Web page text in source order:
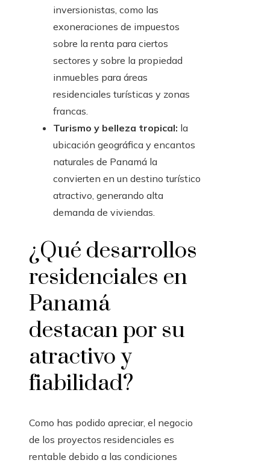
inversionistas, como las
exoneraciones de impuestos
sobre la renta para ciertos
sectores y sobre la propiedad
inmuebles para áreas
residenciales turísticas y zonas
francas.
Turismo y belleza tropical: la
ubicación geográfica y encantos
naturales de Panamá la
convierten en un destino turístico
atractivo, generando alta
demanda de viviendas.
¿Qué desarrollos
residenciales en
Panamá
destacan por su
atractivo y
fiabilidad?
Como has podido apreciar, el negocio
de los proyectos residenciales es
rentable debido a las condiciones